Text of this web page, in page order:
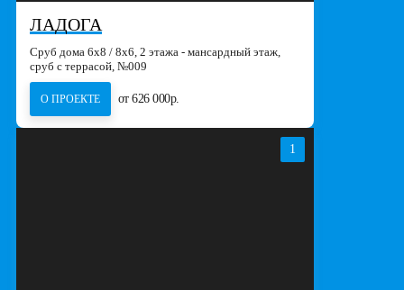
ЛАДОГА
Сруб дома 6х8 / 8x6, 2 этажа - мансардный этаж,
сруб с террасой, №009
О ПРОЕКТЕ от 626 000р.
1